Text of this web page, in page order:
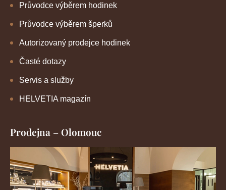
Průvodce výběrem hodinek
Průvodce výběrem šperků
Autorizovaný prodejce hodinek
Časté dotazy
Servis a služby
HELVETIA magazín
Prodejna – Olomouc